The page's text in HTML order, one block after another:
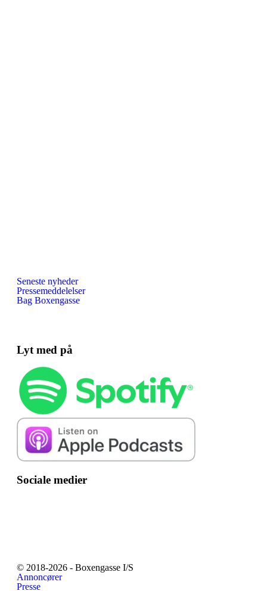
Seneste nyheder
Pressemeddelelser
Bag Boxengasse
Lyt med på
Sociale medier
© 2018-2026 - Boxengasse I/S
Annoncører
Presse